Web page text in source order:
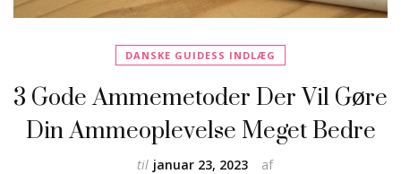
DANSKE GUIDESS INDLÆG
3 Gode Ammemetoder Der Vil Gøre
Din Ammeoplevelse Meget Bedre
af
til januar 23, 2023